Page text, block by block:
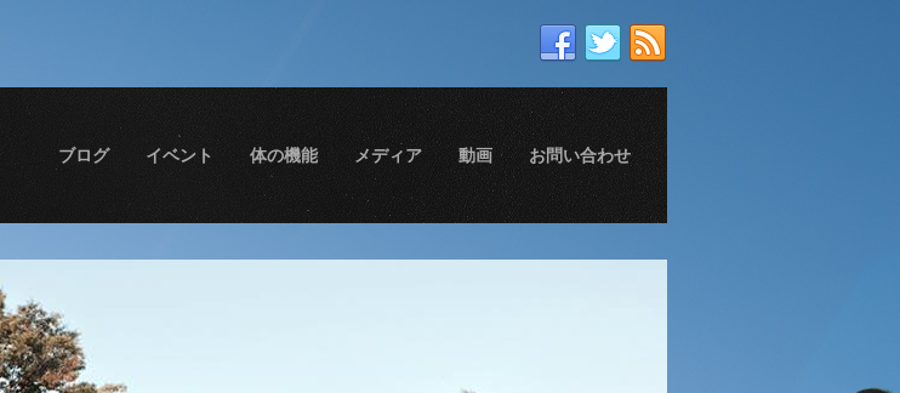
ブログ イベント 体の機能 メディア 動画 お問い合わせ